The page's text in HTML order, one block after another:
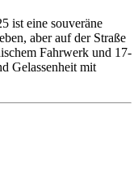
ist eine souveräne
aber auf der Straße
Fahrwerk und 17-
Gelassenheit mit